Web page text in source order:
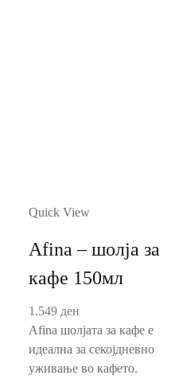
Quick View
Afina – шолја за
кафе 150мл
1.549 ден
Afina шолјата за кафе е
идеална за секојдневно
уживање во кафето.